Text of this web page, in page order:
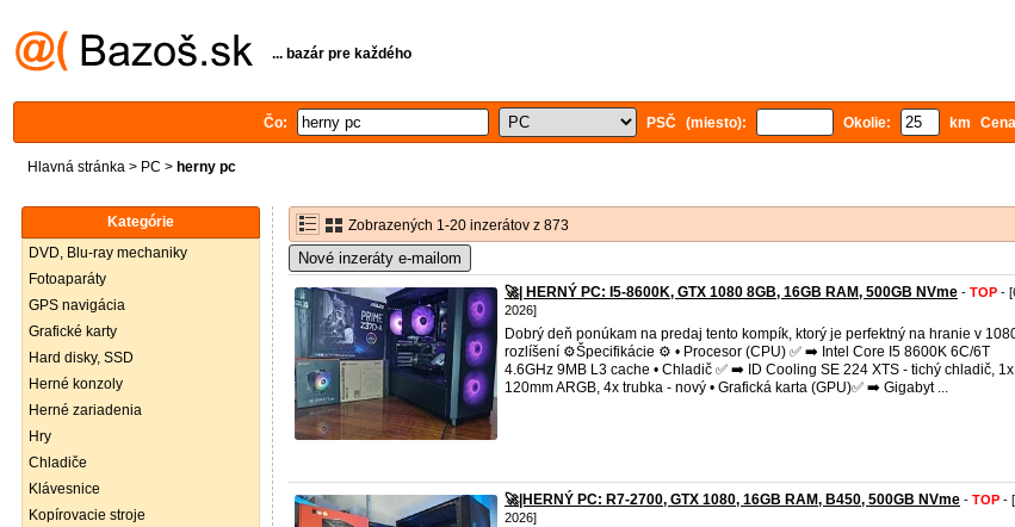
... bazár pre každého
Čo: PSČ (miesto): Okolie: km
Hlavná stránka > PC > herny pc
Kategórie
DVD, Blu-ray mechaniky
Fotoaparáty
GPS navigácia
Grafické karty
Hard disky, SSD
Herné konzoly
Herné zariadenia
Hry
Chladiče
Klávesnice
Kopírovacie stroje
Zobrazených 1-20 inzerátov z 873
Nové inzeráty e-mailom
🚀| HERNÝ PC: I5-8600K, GTX 1080 8GB, 16GB RAM, 500GB NVme - TOP -
2026]
Dobrý deň ponúkam na predaj tento kompík, ktorý je perfektný na hranie v
rozlíšení ⚙️Špecifikácie ⚙️ • Procesor (CPU) ✅ ➡️ Intel Core I5 8600K 6C/6T
4.6GHz 9MB L3 cache • Chladič ✅ ➡️ ID Cooling SE 224 XTS - tichý chladič, 1x
120mm ARGB, 4x trubka - nový • Grafická karta (GPU)✅ ➡️ Gigabyt ...
🚀|HERNÝ PC: R7-2700, GTX 1080, 16GB RAM, B450, 500GB NVme - TOP -
2026]